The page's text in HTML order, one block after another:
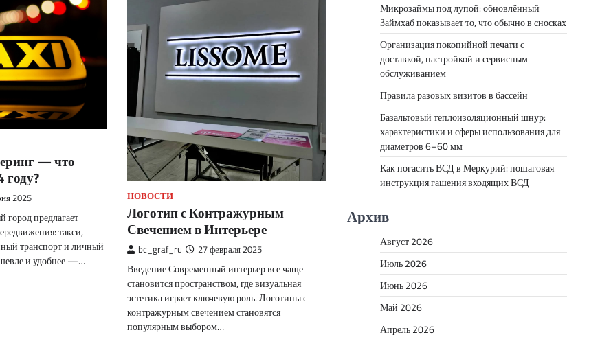
— что
году?
2025
предлагает
такси,
транспорт и личный
и удобнее —…
НОВОСТИ
Логотип с Контражурным
Свечением в Интерьере
bc_graf_ru 27 февраля 2025
Введение Современный интерьер все чаще
становится пространством, где визуальная
эстетика играет ключевую роль. Логотипы с
контражурным свечением становятся
популярным выбором…
Микрозаймы под лупой: обновлённый
Займхаб показывает то, что обычно в сносках
Организация покопийной печати с
доставкой, настройкой и сервисным
обслуживанием
Правила разовых визитов в бассейн
Базальтовый теплоизоляционный шнур:
характеристики и сферы использования для
диаметров 6–60 мм
Как погасить ВСД в Меркурий: пошаговая
инструкция гашения входящих ВСД
Архив
Август 2026
Июль 2026
Июнь 2026
Май 2026
Апрель 2026